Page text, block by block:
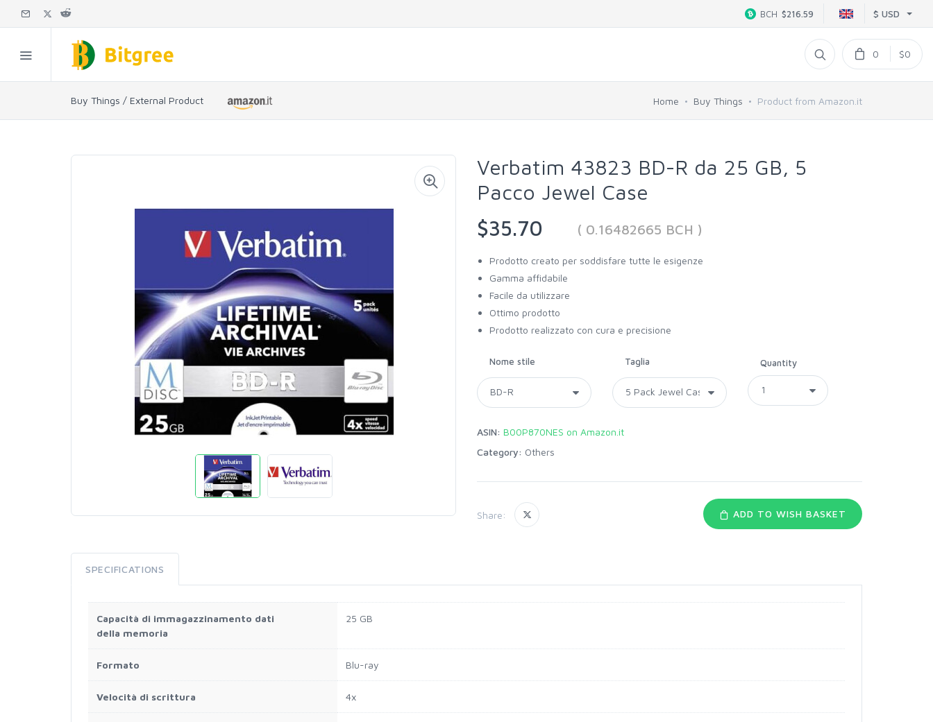
$ USD
BCH $216.59
0 $0
Buy Things / External Product Home Buy Things Product from Amazon.it
Verbatim 43823 BD-R da 25 GB, 5
Pacco Jewel Case
$35.70
( 0.16482665 BCH )
Prodotto creato per soddisfare tutte le esigenze
Gamma affidabile
Facile da utilizzare
Ottimo prodotto
Prodotto realizzato con cura e precisione
Nome stile Taglia Quantity
ASIN: B00P870NES on Amazon.it
Category: Others
Share: ADD TO WISH BASKET
SPECIFICATIONS
Capacità di immagazzinamento dati
della memoria
25 GB
Formato Blu-ray
Velocità di scrittura 4x